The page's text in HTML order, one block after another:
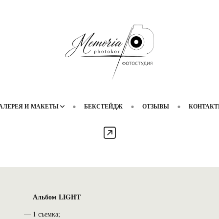
И МАКЕТЫ БЕКСТЕЙДЖ ОТЗЫВЫ
Альбом LIGHT
1 съемка;